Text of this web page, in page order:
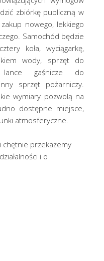
zbiórkę publiczną w
nowego, lekkiego
Samochód będzie
koła, wyciągarkę,
wody, sprzęt do
lance gaśnicze do
sprzęt pożarniczy.
wymiary pozwolą na
dostępne miejsce,
atmosferyczne.
przekażemy
i o